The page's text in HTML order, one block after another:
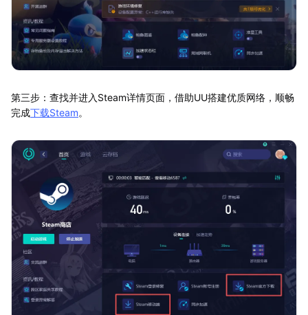
第三步：查找并进入Steam详情页面，借助UU搭建优质网络，顺畅
完成下载Steam。